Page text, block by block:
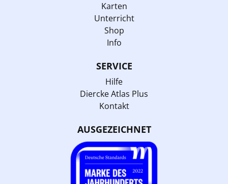
Karten
Unterricht
Shop
Info
SERVICE
Hilfe
Diercke Atlas Plus
Kontakt
AUSGEZEICHNET